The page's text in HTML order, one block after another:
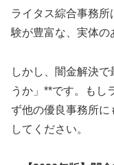
ライタス綜合事務
験が豊富な、実体の
しかし、闇金解決
うか」**です。もし
ず他の優良事務所に
してください。